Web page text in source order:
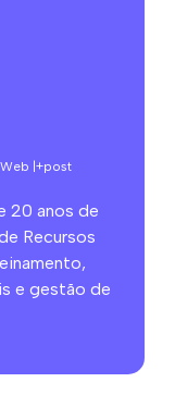
|+post
20 anos de
Recursos
e gestão de